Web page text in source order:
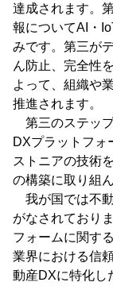
達成されます。
報についてAI・
みです。第三が
ん防止、完全性
よって、組織や
推進されます。
第三のステッ
DXプラットフォ
ストニアの技術
の構築に取り組
我が国では不
がなされており
フォームに関す
業界における信
動産DXに特化し